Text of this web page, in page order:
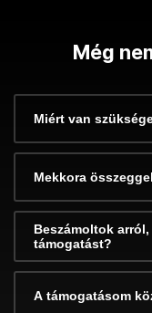
Még
Miért van
Mekkora
Beszámoltok
támogatást?
A támogatásom